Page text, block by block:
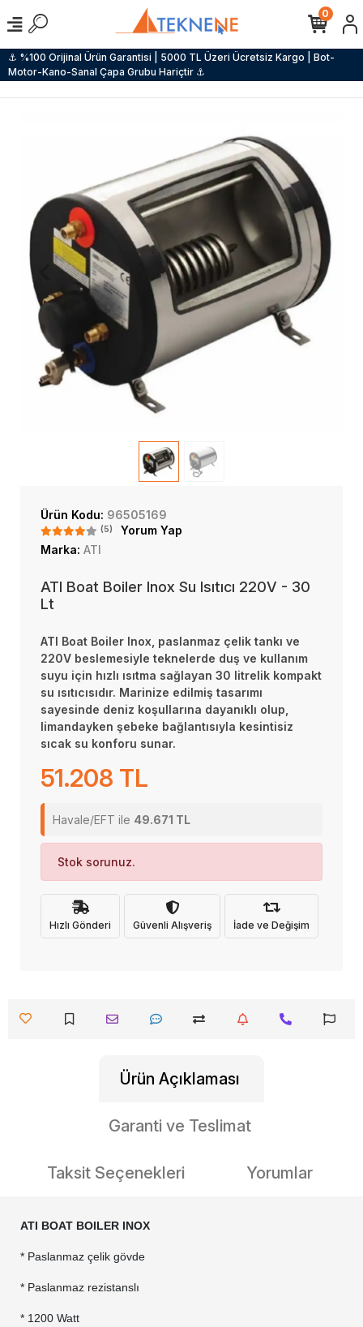
⚓ %100 Orijinal Ürün Garantisi | 5000 TL Üzeri Ücretsiz Kargo | Bot-
Motor-Kano-Sanal Çapa Grubu Hariçtir ⚓
0
Ürün Kodu: 96505169
(5)
Yorum Yap
Marka: ATI
ATI Boat Boiler Inox Su Isıtıcı 220V - 30
Lt
ATI Boat Boiler Inox, paslanmaz çelik tankı ve
220V beslemesiyle teknelerde duş ve kullanım
suyu için hızlı ısıtma sağlayan 30 litrelik kompakt
su ısıtıcısıdır. Marinize edilmiş tasarımı
sayesinde deniz koşullarına dayanıklı olup,
limandayken şebeke bağlantısıyla kesintisiz
sıcak su konforu sunar.
51.208 TL
Havale/EFT ile 49.671 TL
Stok sorunuz.
Hızlı Gönderi Güvenli Alışveriş İade ve Değişim
Ürün Açıklaması
Garanti ve Teslimat
Taksit Seçenekleri Yorumlar
ATI BOAT BOILER INOX
* Paslanmaz çelik gövde
* Paslanmaz rezistanslı
* 1200 Watt